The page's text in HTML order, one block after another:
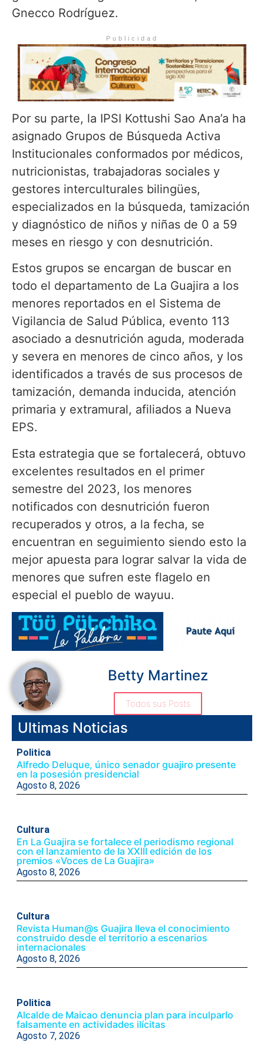
Gnecco Rodríguez.
Publicidad
Por su parte, la IPSI Kottushi Sao Ana’a ha
asignado Grupos de Búsqueda Activa
Institucionales conformados por médicos,
nutricionistas, trabajadoras sociales y
gestores interculturales bilingües,
especializados en la búsqueda, tamización
y diagnóstico de niños y niñas de 0 a 59
meses en riesgo y con desnutrición.
Estos grupos se encargan de buscar en
todo el departamento de La Guajira a los
menores reportados en el Sistema de
Vigilancia de Salud Pública, evento 113
asociado a desnutrición aguda, moderada
y severa en menores de cinco años, y los
identificados a través de sus procesos de
tamización, demanda inducida, atención
primaria y extramural, afiliados a Nueva
EPS.
Esta estrategia que se fortalecerá, obtuvo
excelentes resultados en el primer
semestre del 2023, los menores
notificados con desnutrición fueron
recuperados y otros, a la fecha, se
encuentran en seguimiento siendo esto la
mejor apuesta para lograr salvar la vida de
menores que sufren este flagelo en
especial el pueblo de wayuu.
Betty Martinez
Todos sus Posts
Ultimas Noticias
Politica
Alfredo Deluque, único senador guajiro presente
en la posesión presidencial
Agosto 8, 2026
Cultura
En La Guajira se fortalece el periodismo regional
con el lanzamiento de la XXIII edición de los
premios «Voces de La Guajira»
Agosto 8, 2026
Cultura
Revista Human@s Guajira lleva el conocimiento
construido desde el territorio a escenarios
internacionales
Agosto 8, 2026
Politica
Alcalde de Maicao denuncia plan para inculparlo
falsamente en actividades ilícitas
Agosto 7, 2026